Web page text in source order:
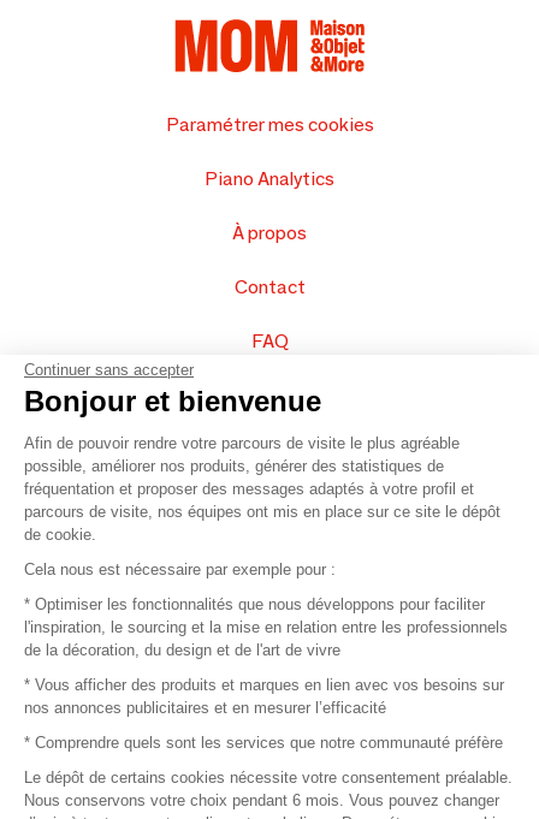
Paramétrer mes cookies
Piano Analytics
À propos
Contact
FAQ
Vendez vos produits
Plan du site
© 2016 –Organisation SAFI
Recrutement
Mentions légales
Continuer sans accepter
Bonjour et bienvenue
Afin de pouvoir rendre votre parcours de visite le plus agréable
possible, améliorer nos produits, générer des statistiques de
fréquentation et proposer des messages adaptés à votre profil et
parcours de visite, nos équipes ont mis en place sur ce site le dépôt
de cookie.
Cela nous est nécessaire par exemple pour :
* Optimiser les fonctionnalités que nous développons pour faciliter
l'inspiration, le sourcing et la mise en relation entre les professionnels
de la décoration, du design et de l'art de vivre
* Vous afficher des produits et marques en lien avec vos besoins sur
nos annonces publicitaires et en mesurer l’efficacité
* Comprendre quels sont les services que notre communauté préfère
Le dépôt de certains cookies nécessite votre consentement préalable.
Nous conservons votre choix pendant 6 mois. Vous pouvez changer